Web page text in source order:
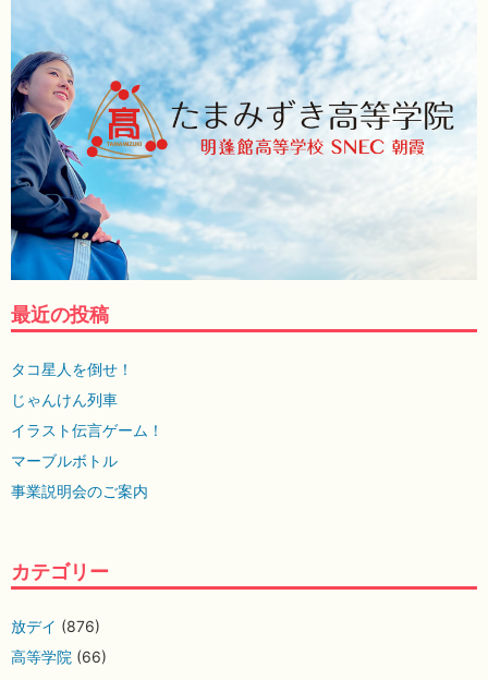
最近の投稿
タコ星人を倒せ！
じゃんけん列車
イラスト伝言ゲーム！
マーブルボトル
事業説明会のご案内
カテゴリー
放デイ (876)
高等学院 (66)